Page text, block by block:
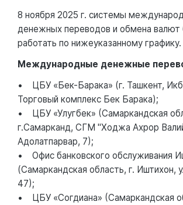
8 ноября 2025 г. системы
денежных переводов и обмена валют
работать по нижеуказанному графику.
Международные денежные
• ЦБУ «Бек-Барака» (г. Ташкент,
Торговый комплекс Бек Барака);
• ЦБУ «Улугбек» (Самаркандская
г.Самарканд, СГМ "Ходжа Ахрор
Адолатпарвар, 7);
• Офис банковского обслуживания
(Самаркандская область, г. Иштихон,
47);
• ЦБУ «Согдиана» (Самаркандская